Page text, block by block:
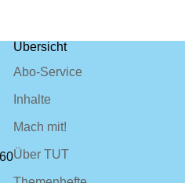
Übersicht
Abo-Service
Inhalte
Mach mit!
Über TUT